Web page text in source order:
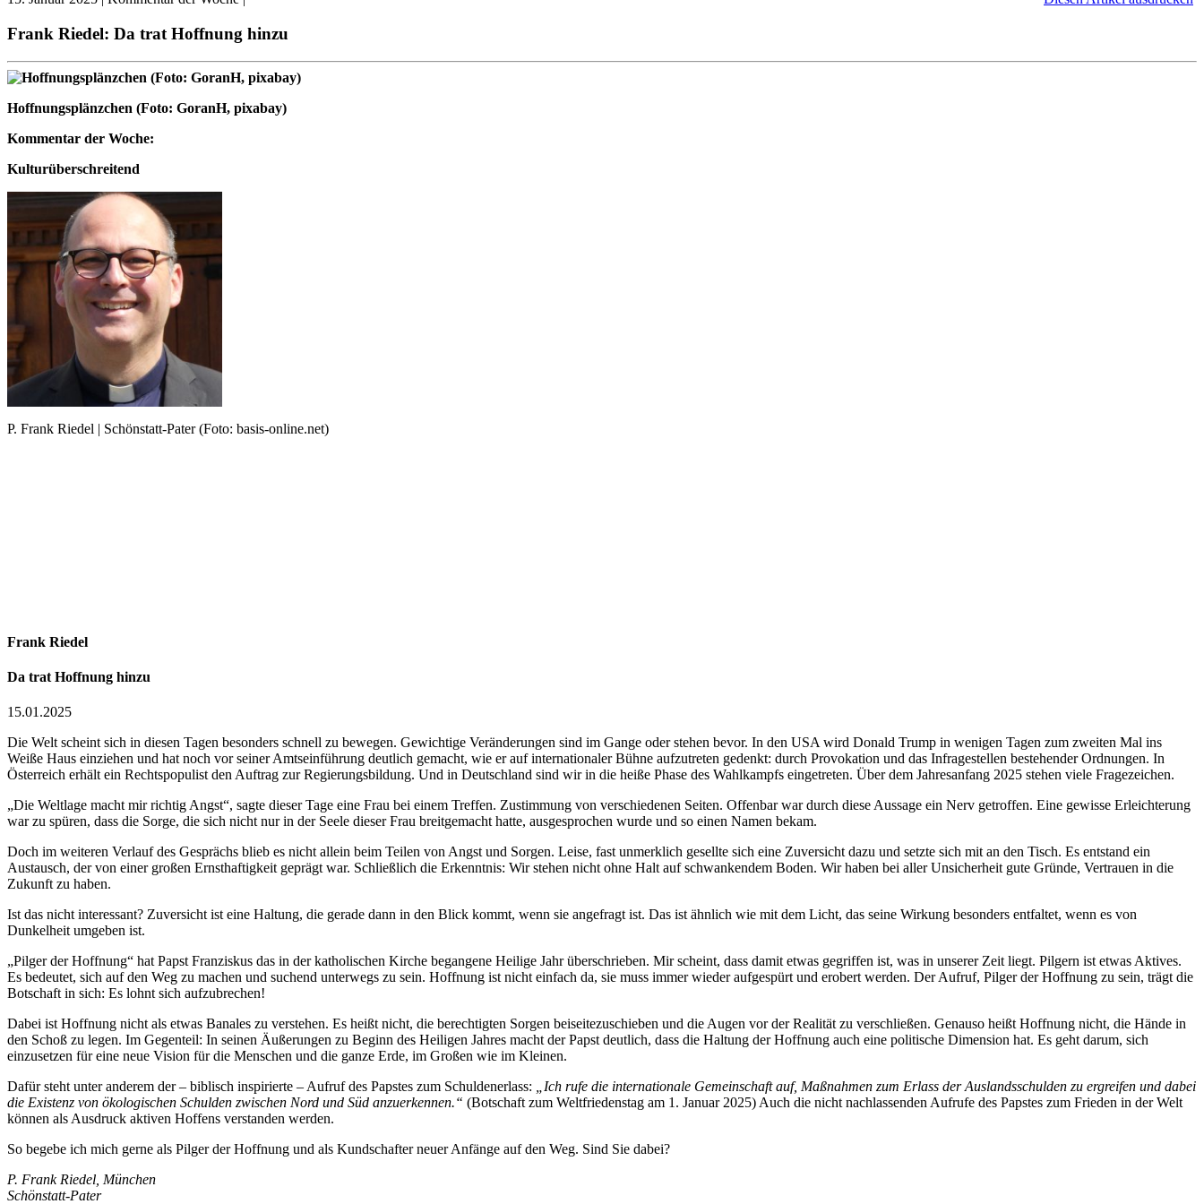
Frank Riedel: Da trat Hoffnung hinzu
Hoffnungsplänzchen (Foto: GoranH, pixabay)
Kommentar der Woche:
Kulturüberschreitend
P. Frank Riedel | Schönstatt-Pater (Foto: basis-online.net)
Frank Riedel
Da trat Hoffnung hinzu
15.01.2025
Die Welt scheint sich in diesen Tagen besonders schnell zu bewegen. Gewichtige Veränderungen sind im Gange oder stehen bevor. In den USA wird Donald Trump in wenigen Tagen zum zweiten Mal ins
Weiße Haus einziehen und hat noch vor seiner Amtseinführung deutlich gemacht, wie er auf internationaler Bühne aufzutreten gedenkt: durch Provokation und das Infragestellen bestehender Ordnungen. In
Österreich erhält ein Rechtspopulist den Auftrag zur Regierungsbildung. Und in Deutschland sind wir in die heiße Phase des Wahlkampfs eingetreten. Über dem Jahresanfang 2025 stehen viele Fragezeichen.
„Die Weltlage macht mir richtig Angst“, sagte dieser Tage eine Frau bei einem Treffen. Zustimmung von verschiedenen Seiten. Offenbar war durch diese Aussage ein Nerv getroffen. Eine gewisse Erleichterung
war zu spüren, dass die Sorge, die sich nicht nur in der Seele dieser Frau breitgemacht hatte, ausgesprochen wurde und so einen Namen bekam.
Doch im weiteren Verlauf des Gesprächs blieb es nicht allein beim Teilen von Angst und Sorgen. Leise, fast unmerklich gesellte sich eine Zuversicht dazu und setzte sich mit an den Tisch. Es entstand ein
Austausch, der von einer großen Ernsthaftigkeit geprägt war. Schließlich die Erkenntnis: Wir stehen nicht ohne Halt auf schwankendem Boden. Wir haben bei aller Unsicherheit gute Gründe, Vertrauen in die
Zukunft zu haben.
Ist das nicht interessant? Zuversicht ist eine Haltung, die gerade dann in den Blick kommt, wenn sie angefragt ist. Das ist ähnlich wie mit dem Licht, das seine Wirkung besonders entfaltet, wenn es von
Dunkelheit umgeben ist.
„Pilger der Hoffnung“ hat Papst Franziskus das in der katholischen Kirche begangene Heilige Jahr überschrieben. Mir scheint, dass damit etwas gegriffen ist, was in unserer Zeit liegt. Pilgern ist etwas Aktives.
Es bedeutet, sich auf den Weg zu machen und suchend unterwegs zu sein. Hoffnung ist nicht einfach da, sie muss immer wieder aufgespürt und erobert werden. Der Aufruf, Pilger der Hoffnung zu sein, trägt die
Botschaft in sich: Es lohnt sich aufzubrechen!
Dabei ist Hoffnung nicht als etwas Banales zu verstehen. Es heißt nicht, die berechtigten Sorgen beiseitezuschieben und die Augen vor der Realität zu verschließen. Genauso heißt Hoffnung nicht, die Hände in
den Schoß zu legen. Im Gegenteil: In seinen Äußerungen zu Beginn des Heiligen Jahres macht der Papst deutlich, dass die Haltung der Hoffnung auch eine politische Dimension hat. Es geht darum, sich
einzusetzen für eine neue Vision für die Menschen und die ganze Erde, im Großen wie im Kleinen.
Dafür steht unter anderem der – biblisch inspirierte – Aufruf des Papstes zum Schuldenerlass:
„Ich rufe die internationale Gemeinschaft auf, Maßnahmen zum Erlass der Auslandsschulden zu ergreifen und dabei
die Existenz von ökologischen Schulden zwischen Nord und Süd anzuerkennen.“ (Botschaft zum Weltfriedenstag am 1. Januar 2025) Auch die nicht nachlassenden Aufrufe des Papstes zum Frieden in der Welt
können als Ausdruck aktiven Hoffens verstanden werden.
So begebe ich mich gerne als Pilger der Hoffnung und als Kundschafter neuer Anfänge auf den Weg. Sind Sie dabei?
P. Frank Riedel, München
Schönstatt-Pater